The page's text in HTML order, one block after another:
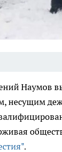
Наумов
несущим
.